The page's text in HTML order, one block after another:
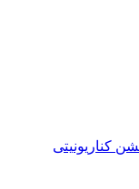
کناریونیتی